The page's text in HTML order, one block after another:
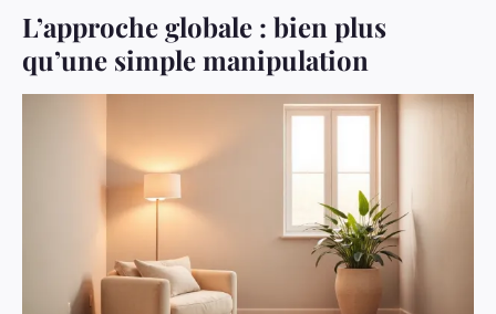
L’approche globale : bien plus
qu’une simple manipulation